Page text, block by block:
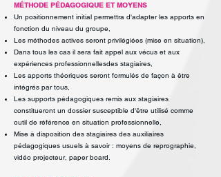
MÉTHODE PÉDAGOGIQUE ET MOYENS
Un positionnement initial permettra d'adapter les apports en
fonction du niveau du groupe,
Les méthodes actives seront privilégiées (mise en situation),
Dans tous les cas il sera fait appel aux vécus et aux
expériences professionnellesdes stagiaires,
Les apports théoriques seront formulés de façon à être
intégrés par tous,
Les supports pédagogiques remis aux stagiaires
constitueront un dossier susceptible d'être utilisé comme
outil de référence en situation professionnelle,
Mise à disposition des stagiaires des auxiliaires
pédagogiques usuels à savoir : moyens de reprographie,
vidéo projecteur, paper board.